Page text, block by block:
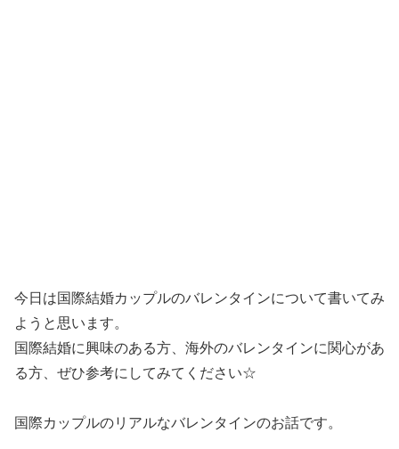
今日は国際結婚カップルのバレンタインについて書いてみ
ようと思います。
国際結婚に興味のある方、海外のバレンタインに関心があ
る方、ぜひ参考にしてみてください☆
国際カップルのリアルなバレンタインのお話です。